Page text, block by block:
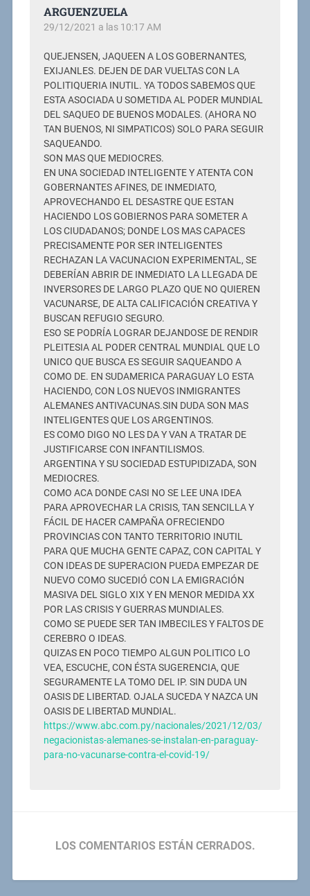
ARGUENZUELA
29/12/2021 a las 10:17 AM
QUEJENSEN, JAQUEEN A LOS GOBERNANTES,
EXIJANLES. DEJEN DE DAR VUELTAS CON LA
POLITIQUERIA INUTIL. YA TODOS SABEMOS QUE
ESTA ASOCIADA U SOMETIDA AL PODER MUNDIAL
DEL SAQUEO DE BUENOS MODALES. (AHORA NO
TAN BUENOS, NI SIMPATICOS) SOLO PARA SEGUIR
SAQUEANDO.
SON MAS QUE MEDIOCRES.
EN UNA SOCIEDAD INTELIGENTE Y ATENTA CON
GOBERNANTES AFINES, DE INMEDIATO,
APROVECHANDO EL DESASTRE QUE ESTAN
HACIENDO LOS GOBIERNOS PARA SOMETER A
LOS CIUDADANOS; DONDE LOS MAS CAPACES
PRECISAMENTE POR SER INTELIGENTES
RECHAZAN LA VACUNACION EXPERIMENTAL, SE
DEBERÍAN ABRIR DE INMEDIATO LA LLEGADA DE
INVERSORES DE LARGO PLAZO QUE NO QUIEREN
VACUNARSE, DE ALTA CALIFICACIÓN CREATIVA Y
BUSCAN REFUGIO SEGURO.
ESO SE PODRÍA LOGRAR DEJANDOSE DE RENDIR
PLEITESIA AL PODER CENTRAL MUNDIAL QUE LO
UNICO QUE BUSCA ES SEGUIR SAQUEANDO A
COMO DE. EN SUDAMERICA PARAGUAY LO ESTA
HACIENDO, CON LOS NUEVOS INMIGRANTES
ALEMANES ANTIVACUNAS.SIN DUDA SON MAS
INTELIGENTES QUE LOS ARGENTINOS.
ES COMO DIGO NO LES DA Y VAN A TRATAR DE
JUSTIFICARSE CON INFANTILISMOS.
ARGENTINA Y SU SOCIEDAD ESTUPIDIZADA, SON
MEDIOCRES.
COMO ACA DONDE CASI NO SE LEE UNA IDEA
PARA APROVECHAR LA CRISIS, TAN SENCILLA Y
FÁCIL DE HACER CAMPAÑA OFRECIENDO
PROVINCIAS CON TANTO TERRITORIO INUTIL
PARA QUE MUCHA GENTE CAPAZ, CON CAPITAL Y
CON IDEAS DE SUPERACION PUEDA EMPEZAR DE
NUEVO COMO SUCEDIÓ CON LA EMIGRACIÓN
MASIVA DEL SIGLO XIX Y EN MENOR MEDIDA XX
POR LAS CRISIS Y GUERRAS MUNDIALES.
COMO SE PUEDE SER TAN IMBECILES Y FALTOS DE
CEREBRO O IDEAS.
QUIZAS EN POCO TIEMPO ALGUN POLITICO LO
VEA, ESCUCHE, CON ÉSTA SUGERENCIA, QUE
SEGURAMENTE LA TOMO DEL IP. SIN DUDA UN
OASIS DE LIBERTAD. OJALA SUCEDA Y NAZCA UN
OASIS DE LIBERTAD MUNDIAL.
https://www.abc.com.py/nacionales/2021/12/03/
negacionistas-alemanes-se-instalan-en-paraguay-
para-no-vacunarse-contra-el-covid-19/
LOS COMENTARIOS ESTÁN CERRADOS.